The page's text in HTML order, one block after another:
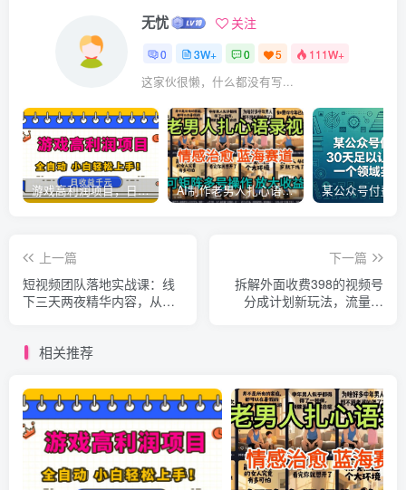
无忧 关注
0 3W+ 0 5 111W+
这家伙很懒，什么都没有写...
游戏高利润项目，日收益1k+，全自动，无需值守，解放双手，小白轻松上手【揭秘】 AI制作老男人扎心语录，5分钟一条，操作简单，流量非常大，保姆级教程
上一篇
短视频团队落地实战课：线
下三天两夜精华内容，从内
下一篇
拆解外面收费398的视频号
分成计划新玩法，流量很
相关推荐